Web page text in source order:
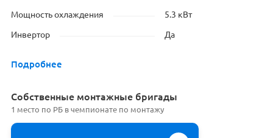
Мощность охлаждения 5.3 кВт
Инвертор Да
Подробнее
Cобственные монтажные бригады
1 место по РБ в чемпионате по монтажу